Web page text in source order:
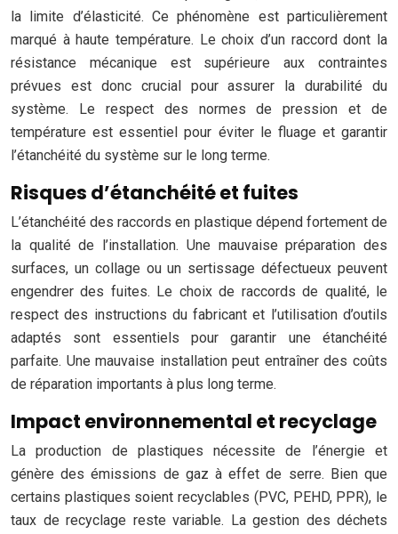
la limite d’élasticité. Ce phénomène est particulièrement
marqué à haute température. Le choix d’un raccord dont la
résistance mécanique est supérieure aux contraintes
prévues est donc crucial pour assurer la durabilité du
système. Le respect des normes de pression et de
température est essentiel pour éviter le fluage et garantir
l’étanchéité du système sur le long terme.
Risques d’étanchéité et fuites
L’étanchéité des raccords en plastique dépend fortement de
la qualité de l’installation. Une mauvaise préparation des
surfaces, un collage ou un sertissage défectueux peuvent
engendrer des fuites. Le choix de raccords de qualité, le
respect des instructions du fabricant et l’utilisation d’outils
adaptés sont essentiels pour garantir une étanchéité
parfaite. Une mauvaise installation peut entraîner des coûts
de réparation importants à plus long terme.
Impact environnemental et recyclage
La production de plastiques nécessite de l’énergie et
génère des émissions de gaz à effet de serre. Bien que
certains plastiques soient recyclables (PVC, PEHD, PPR), le
taux de recyclage reste variable. La gestion des déchets